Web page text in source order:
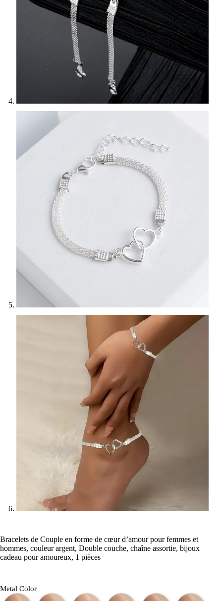
Bracelets de Couple en forme de cœur d’amour pour femmes et
hommes, couleur argent, Double couche, chaîne assortie, bijoux
cadeau pour amoureux, 1 pièces
Metal Color